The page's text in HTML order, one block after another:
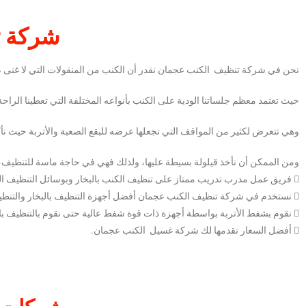
شركة
نحن في شركة تنظيف الكنب عجمان نقدر أن الكنب من المنقولات التي لا غنى
حيث تعتمد معظم جلساتنا الودية على الكنب بأنواعه المختلفة التي تعطينا
وهي تتعرض لكثير من المواقف التي تجعلها عرضه للبقع الصعبة والأتربة حيث
ومن الممكن أن نأخذ قيلولة بسيطة عليها، ولذلك فهي في حاجة ماسة
 فريق عمل مدرب تدريب ممتاز على تنظيف الكنب بالبخار وبوسائل التنظيف الجاف، وهو لديه الخبرة التامة في أنواع الكنب وخاماته المتعددة التي تحتاج لدقة ومحافظة في أداء خدمة التنظيف.
 نستخدم في شركة تنظيف الكنب عجمان أفضل أجهزة التنظيف بالبخار والتنظيف الجاف الحديثة التي تعطي نتائج مبهرة في أقل وقت ممكن.
 نقوم بشفط الأتربة بواسطة أجهزة ذات قوة شفط عالية حتى نقوم بالتنظيف بالبخار وذلك لمنع تكون البقع بسبب اختلاط الأتربة بالماء.
 أفضل السعار تقدمها لك شركة غسيل الكنب عجمان.